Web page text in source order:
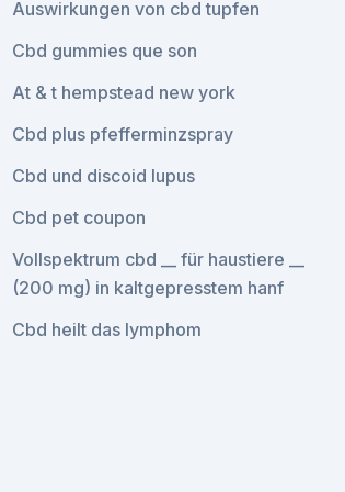
Auswirkungen von cbd tupfen
Cbd gummies que son
At & t hempstead new york
Cbd plus pfefferminzspray
Cbd und discoid lupus
Cbd pet coupon
Vollspektrum cbd __ für haustiere __
(200 mg) in kaltgepresstem hanf
Cbd heilt das lymphom